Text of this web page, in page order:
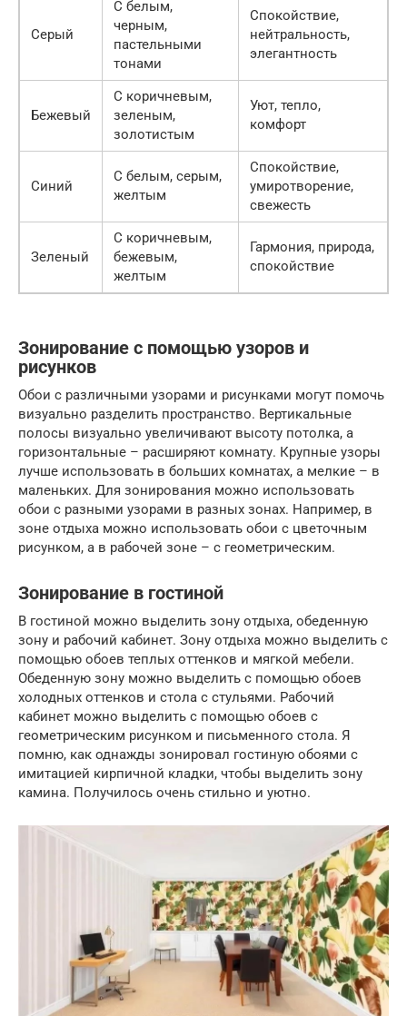
Серый
С белым,
черным,
пастельными
тонами
Спокойствие,
нейтральность,
элегантность
Бежевый
С коричневым,
зеленым,
золотистым
Уют, тепло,
комфорт
Синий
С белым, серым,
желтым
Спокойствие,
умиротворение,
свежесть
Зеленый
С коричневым,
бежевым,
желтым
Гармония, природа,
спокойствие
Зонирование с помощью узоров и
рисунков
Обои с различными узорами и рисунками могут помочь
визуально разделить пространство. Вертикальные
полосы визуально увеличивают высоту потолка, а
горизонтальные – расширяют комнату. Крупные узоры
лучше использовать в больших комнатах, а мелкие – в
маленьких. Для зонирования можно использовать
обои с разными узорами в разных зонах. Например, в
зоне отдыха можно использовать обои с цветочным
рисунком, а в рабочей зоне – с геометрическим.
Зонирование в гостиной
В гостиной можно выделить зону отдыха, обеденную
зону и рабочий кабинет. Зону отдыха можно выделить с
помощью обоев теплых оттенков и мягкой мебели.
Обеденную зону можно выделить с помощью обоев
холодных оттенков и стола с стульями. Рабочий
кабинет можно выделить с помощью обоев с
геометрическим рисунком и письменного стола. Я
помню, как однажды зонировал гостиную обоями с
имитацией кирпичной кладки, чтобы выделить зону
камина. Получилось очень стильно и уютно.